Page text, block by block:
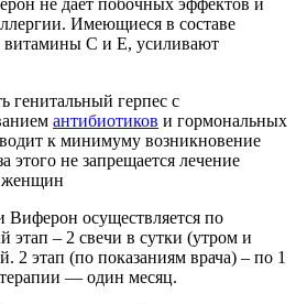
не дает побочных эффектов и
Имеющиеся в составе
витамины С и Е, усиливают
герпес с
антибиотиков и гормональных
к минимуму возникновение
этого не запрещается лечение
женщин
Виферон осуществляется по
этап – 2 свечи в сутки (утром и
2 этап (по показаниям врача) – по 1
терапии — один месяц.